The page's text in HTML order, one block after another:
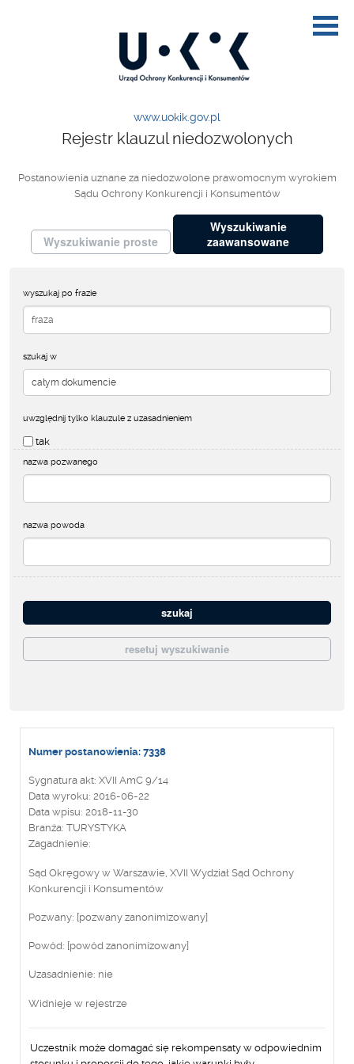
www.uokik.gov.pl
Rejestr klauzul niedozwolonych
Postanowienia uznane za niedozwolone prawomocnym wyrokiem
Sądu Ochrony Konkurencji i Konsumentów
Wyszukiwanie proste
Wyszukiwanie
zaawansowane
wyszukaj po frazie
szukaj w
uwzględnij tylko klauzule z uzasadnieniem
tak
nazwa pozwanego
nazwa powoda
Numer postanowienia: 7338
Sygnatura akt: XVII AmC 9/14
Data wyroku: 2016-06-22
Data wpisu: 2018-11-30
Branża: TURYSTYKA
Zagadnienie:
Sąd Okręgowy w Warszawie, XVII Wydział Sąd Ochrony
Konkurencji i Konsumentów
Pozwany: [pozwany zanonimizowany]
Powód: [powód zanonimizowany]
Uzasadnienie: nie
Widnieje w rejestrze
Uczestnik może domagać się rekompensaty w odpowiednim